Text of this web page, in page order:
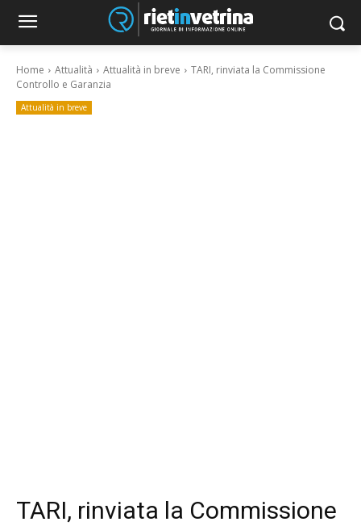
Home Attualità Attualità in breve
TARI, rinviata la Commissione
Controllo e Garanzia
Attualità in breve
TARI, rinviata la Commissione